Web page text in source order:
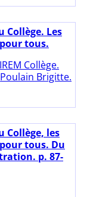
Collège. Les
tous.
Collège.
Poulain Brigitte.
Collège, les
tous. Du
p. 87-